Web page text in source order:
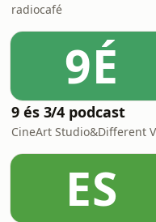
radiocafé
9É
9 és 3/4 podcast
ES